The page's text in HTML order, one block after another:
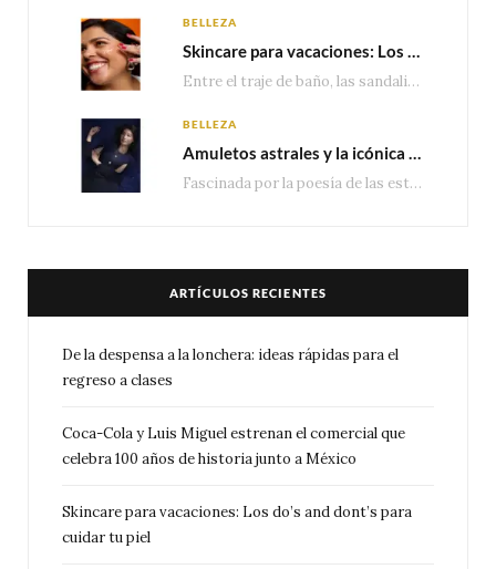
BELLEZA
Skincare para vacaciones: Los do’s and dont’s para cuidar tu piel
Entre el traje de baño, las sandalias, los lentes de sol y los looks que…
BELLEZA
Amuletos astrales y la icónica colección Zodiaque de Van Cleef & Arpels
Fascinada por la poesía de las estrellas, la Maison Van Cleef & Arpels celebra la llegada de las…
ARTÍCULOS RECIENTES
De la despensa a la lonchera: ideas rápidas para el
regreso a clases
Coca-Cola y Luis Miguel estrenan el comercial que
celebra 100 años de historia junto a México
Skincare para vacaciones: Los do’s and dont’s para
cuidar tu piel